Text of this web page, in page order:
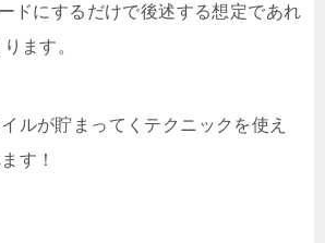
ドにするだけで後述する想定であれ
ます。
ルが貯まってくテクニックを使え
す！